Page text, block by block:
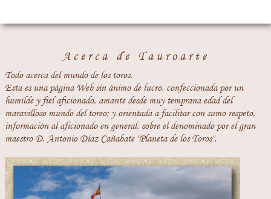
Acerca de Tauroarte
Todo acerca del mundo de los toros.
Esta es una página Web sin ánimo de lucro, confeccionada por un
humilde y fiel aficionado, amante desde muy temprana edad del
maravilloso mundo del toreo; y orientada a facilitar con sumo respeto,
información al aficionado en general, sobre el denominado por el gran
maestro D. Antonio Díaz Cañabate "Planeta de los Toros".